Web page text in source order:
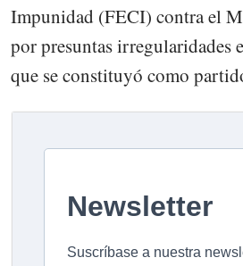
Impunidad (FECI) contra el
por presuntas irregularidades
que se constituyó como